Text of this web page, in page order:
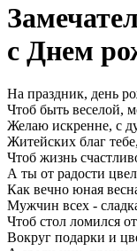
с Днем
На праздник, день
Чтоб быть веселой,
Желаю искренне, с
Житейских благ
Чтоб жизнь
А ты от радости
Как вечно юная
Мужчин всех -
Чтоб стол ломился
Вокруг подарки и